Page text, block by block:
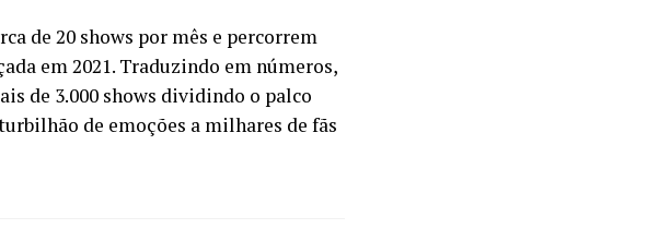
de 20 shows por mês e percorrem
em 2021. Traduzindo em números,
de 3.000 shows dividindo o palco
de emoções a milhares de fãs